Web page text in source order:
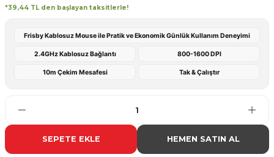
*39,44 TL den başlayan taksitlerle!
Frisby Kablosuz Mouse ile Pratik ve Ekonomik Günlük Kullanım Deneyimi
2.4GHz Kablosuz Bağlantı 800-1600 DPI
10m Çekim Mesafesi Tak & Çalıştır
SEPETE EKLE HEMEN SATIN AL